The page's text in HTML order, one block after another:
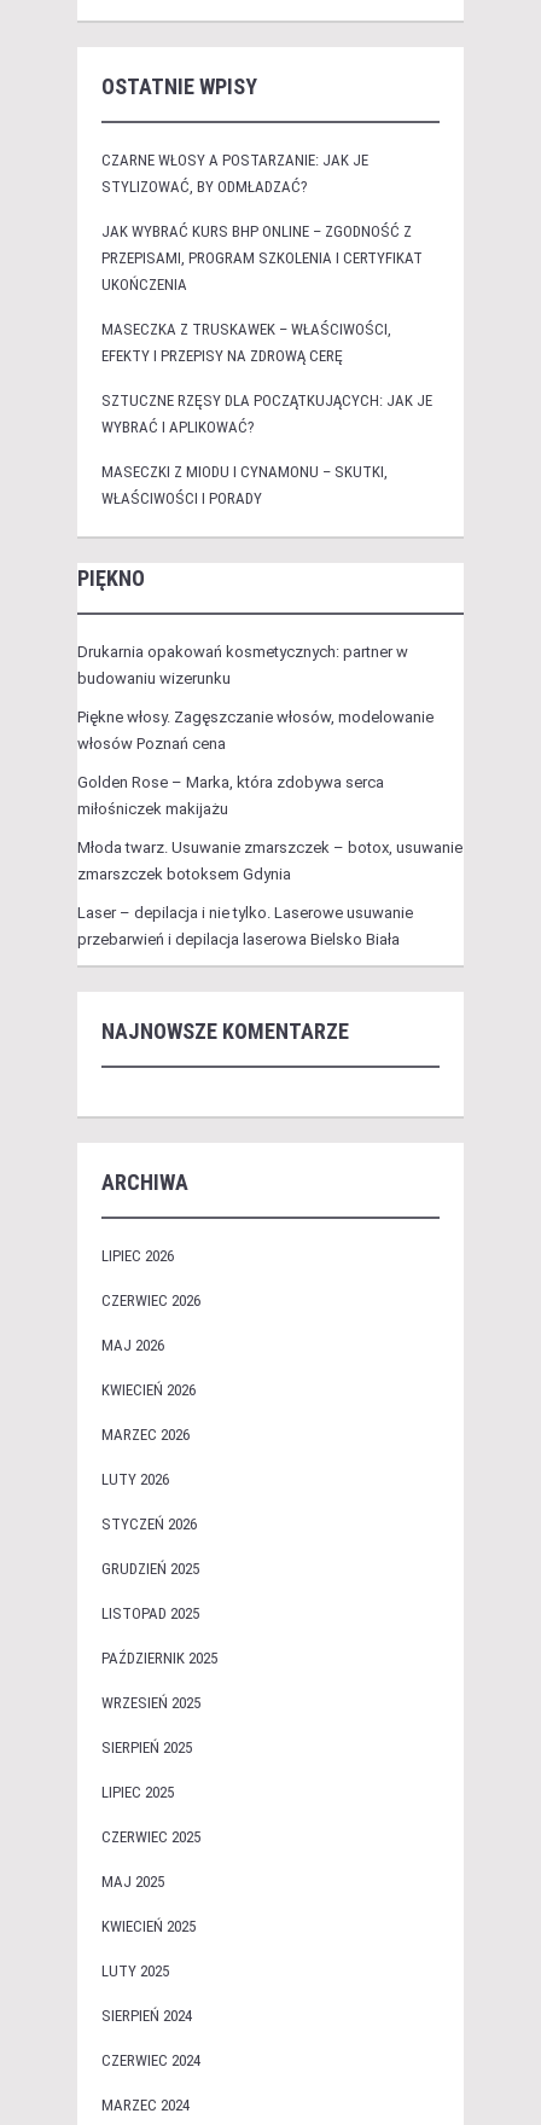
OSTATNIE WPISY
CZARNE WŁOSY A POSTARZANIE: JAK JE
STYLIZOWAĆ, BY ODMŁADZAĆ?
JAK WYBRAĆ KURS BHP ONLINE – ZGODNOŚĆ Z
PRZEPISAMI, PROGRAM SZKOLENIA I CERTYFIKAT
UKOŃCZENIA
MASECZKA Z TRUSKAWEK – WŁAŚCIWOŚCI,
EFEKTY I PRZEPISY NA ZDROWĄ CERĘ
SZTUCZNE RZĘSY DLA POCZĄTKUJĄCYCH: JAK JE
WYBRAĆ I APLIKOWAĆ?
MASECZKI Z MIODU I CYNAMONU – SKUTKI,
WŁAŚCIWOŚCI I PORADY
PIĘKNO
Drukarnia opakowań kosmetycznych: partner w
budowaniu wizerunku
Piękne włosy. Zagęszczanie włosów, modelowanie
włosów Poznań cena
Golden Rose – Marka, która zdobywa serca
miłośniczek makijażu
Młoda twarz. Usuwanie zmarszczek – botox, usuwanie
zmarszczek botoksem Gdynia
Laser – depilacja i nie tylko. Laserowe usuwanie
przebarwień i depilacja laserowa Bielsko Biała
NAJNOWSZE KOMENTARZE
ARCHIWA
LIPIEC 2026
CZERWIEC 2026
MAJ 2026
KWIECIEŃ 2026
MARZEC 2026
LUTY 2026
STYCZEŃ 2026
GRUDZIEŃ 2025
LISTOPAD 2025
PAŹDZIERNIK 2025
WRZESIEŃ 2025
SIERPIEŃ 2025
LIPIEC 2025
CZERWIEC 2025
MAJ 2025
KWIECIEŃ 2025
LUTY 2025
SIERPIEŃ 2024
CZERWIEC 2024
MARZEC 2024